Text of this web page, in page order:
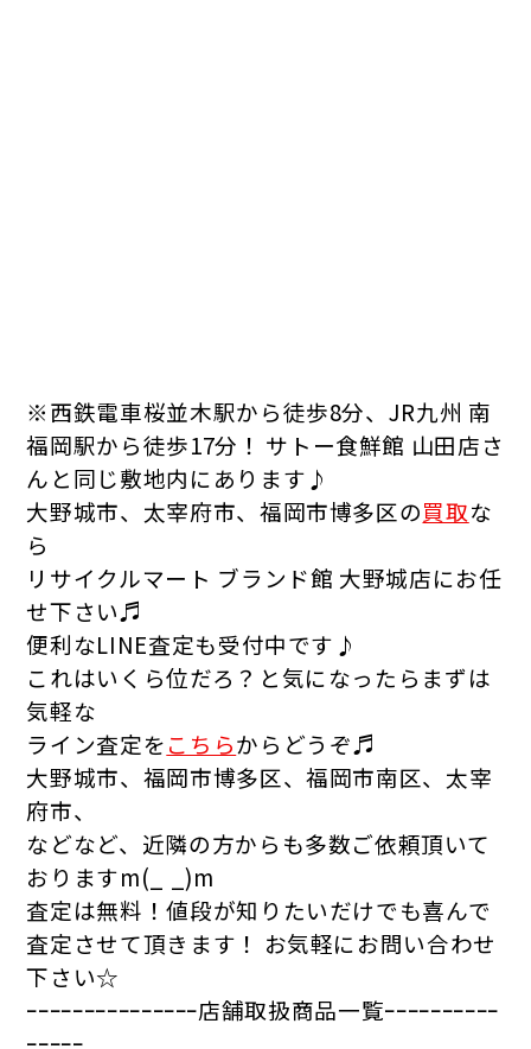
※西鉄電車桜並木駅から徒歩8分、JR九州 南
福岡駅から徒歩17分！ サトー食鮮館 山田店さ
んと同じ敷地内にあります♪
大野城市、太宰府市、福岡市博多区の買取な
ら
リサイクルマート ブランド館 大野城店にお任
せ下さい♬
便利なLINE査定も受付中です♪
これはいくら位だろ？と気になったらまずは
気軽な
ライン査定をこちらからどうぞ♬
大野城市、福岡市博多区、福岡市南区、太宰
府市、
などなど、近隣の方からも多数ご依頼頂いて
おりますm(_ _)m
査定は無料！値段が知りたいだけでも喜んで
査定させて頂きます！ お気軽にお問い合わせ
下さい☆
ｰｰｰｰｰｰｰｰｰｰｰｰｰｰｰ店舗取扱商品一覧ｰｰｰｰｰｰｰｰｰｰ